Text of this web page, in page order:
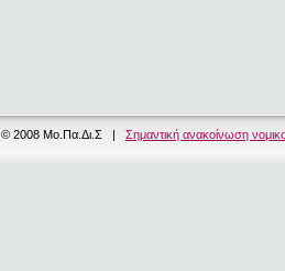
© 2008 Μο.Πα.Δι.Σ | Σημαντική ανακοίνωση